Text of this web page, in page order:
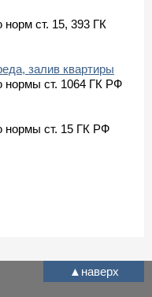
ст. 15, 393 ГК
залив квартиры
нормы ст. 1064 ГК РФ
нормы ст. 15 ГК РФ
▲ наверх